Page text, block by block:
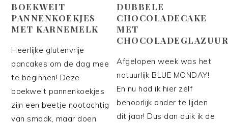
BOEKWEIT
PANNENKOEKJES
MET KARNEMELK
Heerlijke glutenvrije
pancakes om de dag mee
te beginnen! Deze
boekweit pannenkoekjes
zijn een beetje nootachtig
van smaak, maar doen
DUBBELE
CHOCOLADECAKE
MET
Afgelopen week was het
natuurlijk BLUE MONDAY!
En nu had ik hier zelf
behoorlijk onder te lijden
dit jaar! Dus dan duik ik de